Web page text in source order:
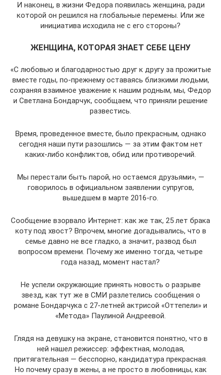
И наконец, в жизни Федора появилась женщина, ради
которой он решился на глобальные перемены. Или же
инициатива исходила не с его стороны?
ЖЕНЩИНА, КОТОРАЯ ЗНАЕТ СЕБЕ ЦЕНУ
«С любовью и благодарностью друг к другу за прожитые
вместе годы, по-прежнему оставаясь близкими людьми,
сохраняя взаимное уважение к нашим родным, мы, Федор
и Светлана Бондарчук, сообщаем, что приняли решение
развестись.
Время, проведенное вместе, было прекрасным, однако
сегодня наши пути разошлись — за этим фактом нет
каких-либо конфликтов, обид или противоречий.
Мы перестали быть парой, но остаемся друзьями», —
говорилось в официальном заявлении супругов,
вышедшем в марте 2016-го.
Сообщение взорвало Интернет: как же так, 25 лет брака
коту под хвост? Впрочем, многие догадывались, что в
семье давно не все гладко, а значит, развод был
вопросом времени. Почему же именно тогда, четыре
года назад, момент настал?
Не успели окружающие принять новость о разрыве
звезд, как тут же в СМИ разлетелись сообщения о
романе Бондарчука с 27-летней актрисой «Оттепели» и
«Метода» Паулиной Андреевой.
Глядя на девушку на экране, становится понятно, что в
ней нашел режиссер: эффектная, молодая,
притягательная — бесспорно, кандидатура прекрасная.
Но почему сразу в жены, а не просто в любовницы, как